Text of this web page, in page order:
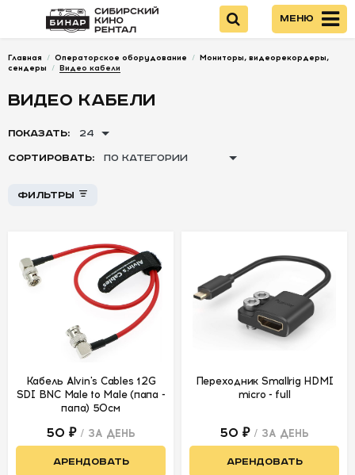
Войти
КАМЕРЫ
ОПТИКА
ОПЕРАТОРСКОЕ
ОБОРУДОВАНИЕ
Светофильтры
и компендиумы
Стабилизация
Автогрип
Обвес для
Меню
Главная / Операторское оборудование / Мониторы, видеорекордеры,
сендеры / Видео кабели
Стоимость
ВИДЕО КАБЕЛИ
ПОКАЗАТЬ: 24
СОРТИРОВАТЬ: ПО КАТЕГОРИИ
Фильтры
Кабель Alvin's Cables 12G
SDI BNC Male to Male (папа -
папа) 50см
50 ₽ / ЗА ДЕНЬ
АРЕНДОВАТЬ
Переходник Smallrig HDMI
micro - full
50 ₽ / ЗА ДЕНЬ
АРЕНДОВАТЬ